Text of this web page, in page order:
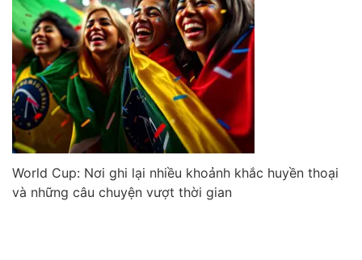
World Cup: Nơi ghi lại nhiều khoảnh khắc huyền thoại
và những câu chuyện vượt thời gian